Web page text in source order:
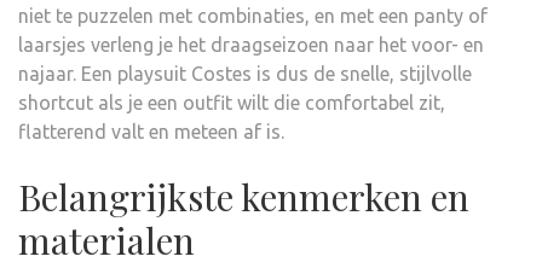
niet te puzzelen met combinaties, en met een panty of
laarsjes verleng je het draagseizoen naar het voor- en
najaar. Een playsuit Costes is dus de snelle, stijlvolle
shortcut als je een outfit wilt die comfortabel zit,
flatterend valt en meteen af is.
Belangrijkste kenmerken en
materialen